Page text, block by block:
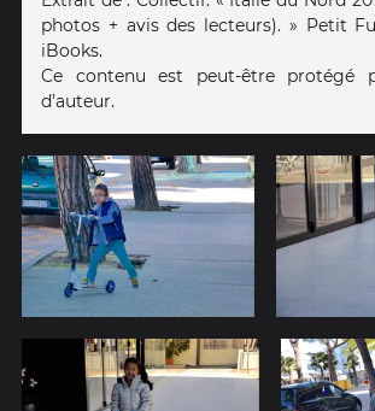
photos + avis des lecteurs). » Petit
iBooks.
Ce contenu est peut-être protégé
d’auteur.